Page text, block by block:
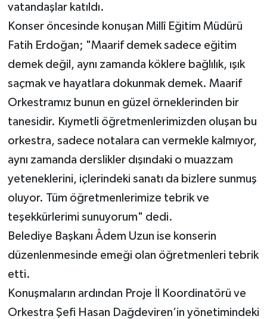
vatandaşlar katıldı.
Konser öncesinde konuşan Millî Eğitim Müdürü
Fatih Erdoğan; "Maarif demek sadece eğitim
demek değil, aynı zamanda köklere bağlılık, ışık
saçmak ve hayatlara dokunmak demek. Maarif
Orkestramız bunun en güzel örneklerinden bir
tanesidir. Kıymetli öğretmenlerimizden oluşan bu
orkestra, sadece notalara can vermekle kalmıyor,
aynı zamanda derslikler dışındaki o muazzam
yeteneklerini, içlerindeki sanatı da bizlere sunmuş
oluyor. Tüm öğretmenlerimize tebrik ve
teşekkürlerimi sunuyorum" dedi.
Belediye Başkanı Âdem Uzun ise konserin
düzenlenmesinde emeği olan öğretmenleri tebrik
etti.
Konuşmaların ardından Proje İl Koordinatörü ve
Orkestra Şefi Hasan Dağdeviren’in yönetimindeki